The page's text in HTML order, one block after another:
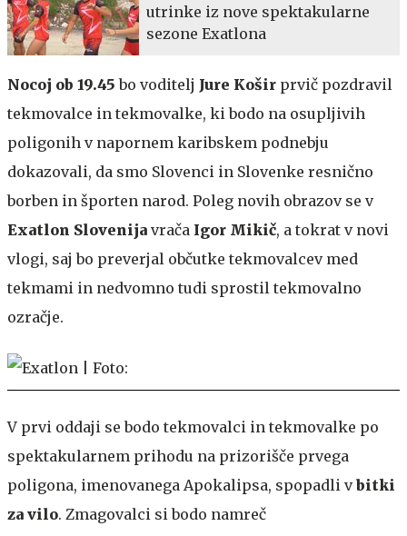
utrinke iz nove spektakularne
sezone Exatlona
Nocoj ob 19.45 bo voditelj Jure Košir prvič pozdravil
tekmovalce in tekmovalke, ki bodo na osupljivih
poligonih v napornem karibskem podnebju
dokazovali, da smo Slovenci in Slovenke resnično
borben in športen narod. Poleg novih obrazov se v
Exatlon Slovenija vrača Igor Mikič, a tokrat v novi
vlogi, saj bo preverjal občutke tekmovalcev med
tekmami in nedvomno tudi sprostil tekmovalno
ozračje.
V prvi oddaji se bodo tekmovalci in tekmovalke po
spektakularnem prihodu na prizorišče prvega
poligona, imenovanega Apokalipsa, spopadli vbitki
za vilo. Zmagovalci si bodo namreč